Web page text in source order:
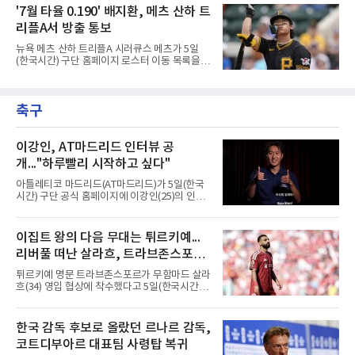
며 깊은 여운을 남겼다. 오랫동안 한 팀의 주전으
로 헌신하다 새로운
맛을 남기고 있다.출국 당시만 해도 선수의 고질
적인 제구 문제를 해결할 특효약이 될 것처럼 포
장되었던 이번 연수는, 뚜껑을 열어보니 '제구력
5등급에게 2주짜리 족집게 과외를 붙여 1등급을
기대한 꼴'이었다는 냉정한 평가를 피하기 어렵
게 됐다.야구에서 투수의 제구력은 오랜 시간 투
오차나 하체 활용의 불균형은 수백, 수천 번의
교정 훈련과 실전 피드
'7월 타율 0.190' 배지환, 메츠 산하 트
리플A서 방출 통보
뉴욕 메츠 산하 트리플A 시러큐스 메츠가 5일
(한국시간) 구단 홈페이지 로스터 이동 목록을
런, 32타점으로 무난한 편이었다. 다만 7월 한 달
타율이 0.190까지 떨어지는 등 최근 방망이가 급
츠버그 파이리츠와 계약한 뒤 4년 만인 2022년
빅리그에 올라 역대 26번째 한국인 메이저리거
로 이름을 올렸다. 이듬해에는 111경기에 나서
타율 0.231, 2홈런, 32타점을 남기며 전성기를
보냈다.흐름은 2024시즌부터 꺾였다. 대부분을
마이너에서 보냈고 지난해
축구
이강인, AT마드리드 인터뷰 공
개..."하루빨리 시작하고 싶다"
아틀레티코 마드리드(AT마드리드)가 5일(한국
시간) 구단 공식 홈페이지에 이강인(25)의 인터
류를 앞둔 각오가 담겼다.구단이 파리 생제르맹
(PSG) 소속이던 그와의 계약을 알린 것은 지난
달 25일이다. 계약은 2031년 6월 30일까지이며,
현지 매체는 이적료를 3천500만유로에 옵션
500만유로가 붙는 조건으로 전했다.영상에서 이
강인은 유창한 스페인어로 훌륭한 클럽에 합류
하게 돼 기쁘다는 인사를 건넸다. 동료와 감독,
나지 못했다. 스페인행을 계획했으나 2022 항저
우 아시안게임 금메달에 따른 병역
이집트 왕의 다음 무대는 튀르키예...
리버풀 떠난 살라흐, 트라브존스포르
입단 초읽기
튀르키예 명문 트라브존스포르가 무함마드 살라
흐(34) 영입 협상에 착수했다고 5일(한국시간)
된 이집트 대표팀 공격수의 입단이 초읽기에 들
어갔다.구단은 살라흐가 현지시간 5일 낮 12시
이스탄불에 입국해 같은 날 저녁 트라브존에 도
착한다는 일정을 함께 공개했다. 환영 행사 시간
한국 감독 후보로 올랐던 르나르 감독,
코트디부아르 대표팀 사령탑 복귀